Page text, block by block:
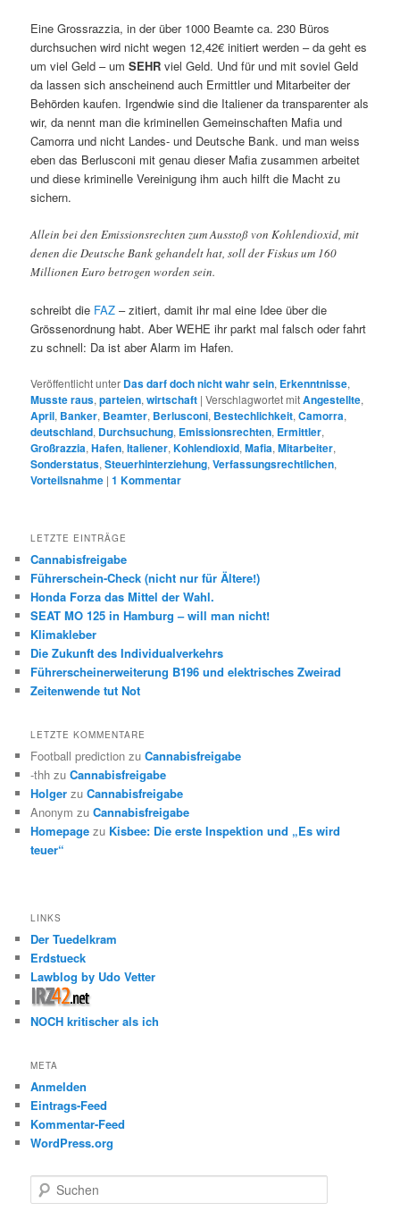
Eine Grossrazzia, in der über 1000 Beamte ca. 230 Büros
durchsuchen wird nicht wegen 12,42€ initiert werden – da geht es
um viel Geld – umSEHR viel Geld. Und für und mit soviel Geld
da lassen sich anscheinend auch Ermittler und Mitarbeiter der
Behörden kaufen. Irgendwie sind die Italiener da transparenter als
wir, da nennt man die kriminellen Gemeinschaften Mafia und
Camorra und nicht Landes- und Deutsche Bank. und man weiss
eben das Berlusconi mit genau dieser Mafia zusammen arbeitet
und diese kriminelle Vereinigung ihm auch hilft die Macht zu
sichern.
Allein bei den Emissionsrechten zum Ausstoß von Kohlendioxid, mit
denen die Deutsche Bank gehandelt hat, soll der Fiskus um 160
Millionen Euro betrogen worden sein.
schreibt die FAZ– zitiert, damit ihr mal eine Idee über die
Grössenordnung habt. Aber WEHE ihr parkt mal falsch oder fahrt
zu schnell: Da ist aber Alarm im Hafen.
Veröffentlicht unter Das darf doch nicht wahr sein, Erkenntnisse,
Musste raus,parteien,wirtschaft |Verschlagwortet mitAngestellte,
April, Banker, Beamter, Berlusconi, Bestechlichkeit,Camorra,
deutschland, Durchsuchung, Emissionsrechten, Ermittler,
Großrazzia,Hafen,Italiener,Kohlendioxid,Mafia,Mitarbeiter,
Sonderstatus,Steuerhinterziehung,Verfassungsrechtlichen,
Vorteilsnahme |1 Kommentar
LETZTE EINTRÄGE
Cannabisfreigabe
Führerschein-Check (nicht nur für Ältere!)
Honda Forza das Mittel der Wahl.
SEAT MO 125 in Hamburg – will man nicht!
Klimakleber
Die Zukunft des Individualverkehrs
Führerscheinerweiterung B196 und elektrisches Zweirad
Zeitenwende tut Not
LETZTE KOMMENTARE
Football prediction zuCannabisfreigabe
-thh zuCannabisfreigabe
Holger zuCannabisfreigabe
Anonym zuCannabisfreigabe
Homepage zu Kisbee: Die erste Inspektion und „Es wird
teuer“
LINKS
Der Tuedelkram
Erdstueck
Lawblog by Udo Vetter
NOCH kritischer als ich
META
Anmelden
Eintrags-Feed
Kommentar-Feed
WordPress.org
u